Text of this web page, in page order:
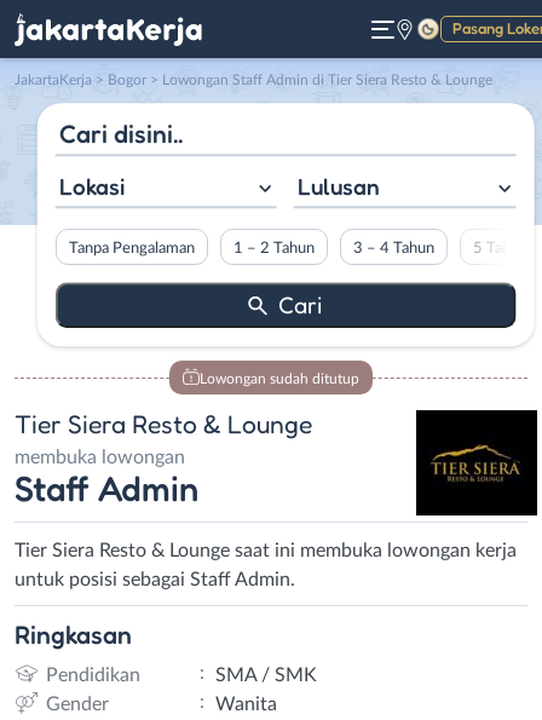
Pasang
Gelap
JakartaKerja > Bogor > Lowongan Staff Admin di Tier Siera Resto & Lounge
Lokasi Lulusan
Tanpa Pengalaman 1 – 2 Tahun 3 – 4 Tahun 5 Tahun
Lowongan sudah ditutup
Tier Siera Resto & Lounge
membuka lowongan
Staff Admin
Tier Siera Resto & Lounge saat ini membuka lowongan kerja
untuk posisi sebagai Staff Admin.
Ringkasan
Pendidikan :
SMA / SMK
Gender
:
Wanita